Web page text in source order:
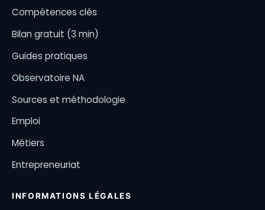
Compétences clés
Bilan gratuit (3 min)
Guides pratiques
Observatoire NA
Sources et méthodologie
Emploi
Métiers
Entrepreneuriat
INFORMATIONS LÉGALES